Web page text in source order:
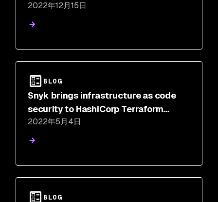
2022年12月15日
BLOG
Snyk brings infrastructure as code
security to HashiCorp Terraform
Cloud
2022年5月4日
BLOG